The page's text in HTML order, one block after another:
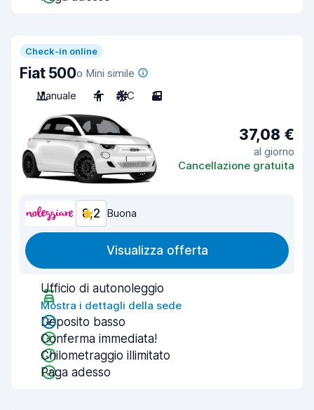
Check-in online
Fiat 500o Mini simile
Manuale
4 A/C 3
37,08 €
al giorno
Cancellazione gratuita
8,2 Buona
Visualizza offerta
Ufficio di autonoleggio
Mostra i dettagli della sede
Deposito basso
Conferma immediata!
Chilometraggio illimitato
Paga adesso